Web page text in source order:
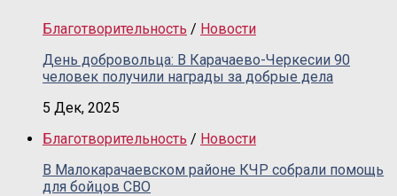
Благотворительность / Новости
День добровольца: В Карачаево-Черкесии 90
человек получили награды за добрые дела
5 Дек, 2025
Благотворительность / Новости
В Малокарачаевском районе КЧР собрали помощь
для бойцов СВО